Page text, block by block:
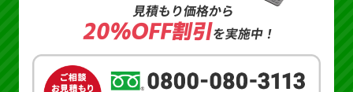
見積もり価格から
20%OFF割引を実施中！